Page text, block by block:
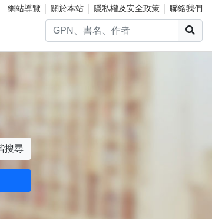
網站導覽 關於本站 隱私權及安全政策 聯絡我們
搜尋